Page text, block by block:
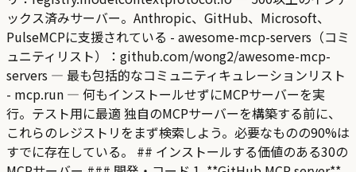
ックス済みサーバー。Anthropic、GitHub、Microsoft、
PulseMCPに支援されている - awesome-mcp-servers（コミ
ュニティリスト）：github.com/wong2/awesome-mcp-
servers — 最も包括的なコミュニティキュレーションリスト
- mcp.run — 何もインストールせずにMCPサーバーを実
行。テスト用に最適 独自のMCPサーバーを構築する前に、
これらのレジストリをまず検索しよう。必要なものの90%は
すでに存在している。 ## インストールする価値のある30の